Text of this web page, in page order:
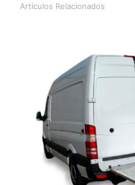
Artículos Relacionados